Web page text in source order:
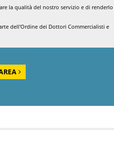
la qualità del nostro servizio e di renderlo
dell'Ordine dei Dottori Commercialisti e